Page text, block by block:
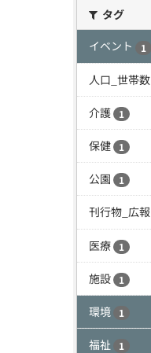
タグ
イベント
1
人口_世帯数
介護 1
保健 1
公園 1
刊行物_広報
医療 1
施設 1
環境 1
福祉 1